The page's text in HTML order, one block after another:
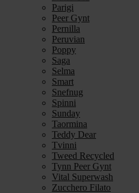
Parigi
Peer Gynt
Pernilla
Peruvian
Poppy
Saga
Selma
Smart
Snefnug
Spinni
Sunday
Taormina
Teddy Dear
Tvinni
Tweed Recycled
Tynn Peer Gynt
Vital Superwash
Zucchero Filato